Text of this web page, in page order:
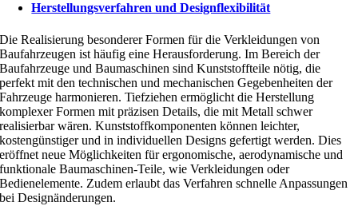
Herstellungsverfahren und Designflexibilität
Die Realisierung besonderer Formen für die Verkleidungen von
Baufahrzeugen ist häufig eine Herausforderung. Im Bereich der
Baufahrzeuge und Baumaschinen sind Kunststoffteile nötig, die
perfekt mit den technischen und mechanischen Gegebenheiten der
Fahrzeuge harmonieren. Tiefziehen ermöglicht die Herstellung
komplexer Formen mit präzisen Details, die mit Metall schwer
realisierbar wären. Kunststoffkomponenten können leichter,
kostengünstiger und in individuellen Designs gefertigt werden. Dies
eröffnet neue Möglichkeiten für ergonomische, aerodynamische und
funktionale Baumaschinen-Teile, wie Verkleidungen oder
Bedienelemente. Zudem erlaubt das Verfahren schnelle Anpassungen
bei Designänderungen.